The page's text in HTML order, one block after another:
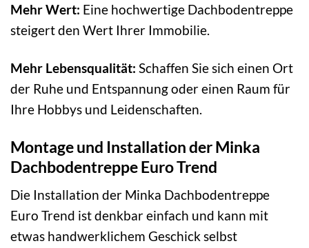
Mehr Wert: Eine hochwertige Dachbodentreppe
steigert den Wert Ihrer Immobilie.
Mehr Lebensqualität: Schaffen Sie sich einen Ort
der Ruhe und Entspannung oder einen Raum für
Ihre Hobbys und Leidenschaften.
Montage und Installation der Minka
Dachbodentreppe Euro Trend
Die Installation der Minka Dachbodentreppe
Euro Trend ist denkbar einfach und kann mit
etwas handwerklichem Geschick selbst